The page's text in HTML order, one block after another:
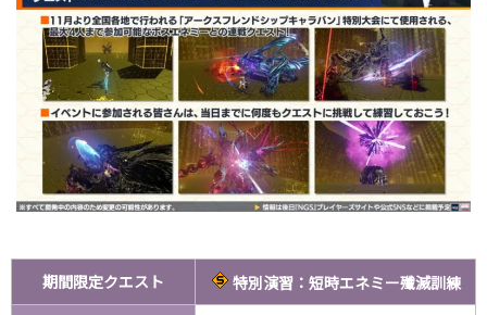
期間限定クエスト 特別演習：短時エネミー殲滅訓練